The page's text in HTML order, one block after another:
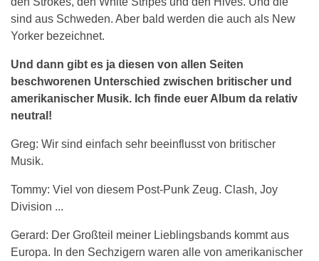
sind aus Schweden. Aber bald werden die auch als New
Yorker bezeichnet.
Und dann gibt es ja diesen von allen Seiten
beschworenen Unterschied zwischen britischer und
amerikanischer Musik. Ich finde euer Album da relativ
neutral!
Greg: Wir sind einfach sehr beeinflusst von britischer
Musik.
Tommy: Viel von diesem Post-Punk Zeug. Clash, Joy
Division ...
Gerard: Der Großteil meiner Lieblingsbands kommt aus
Europa. In den Sechzigern waren alle von amerikanischer